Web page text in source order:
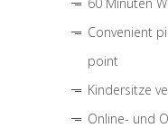
Convenient
point
Kindersitze
Online- und